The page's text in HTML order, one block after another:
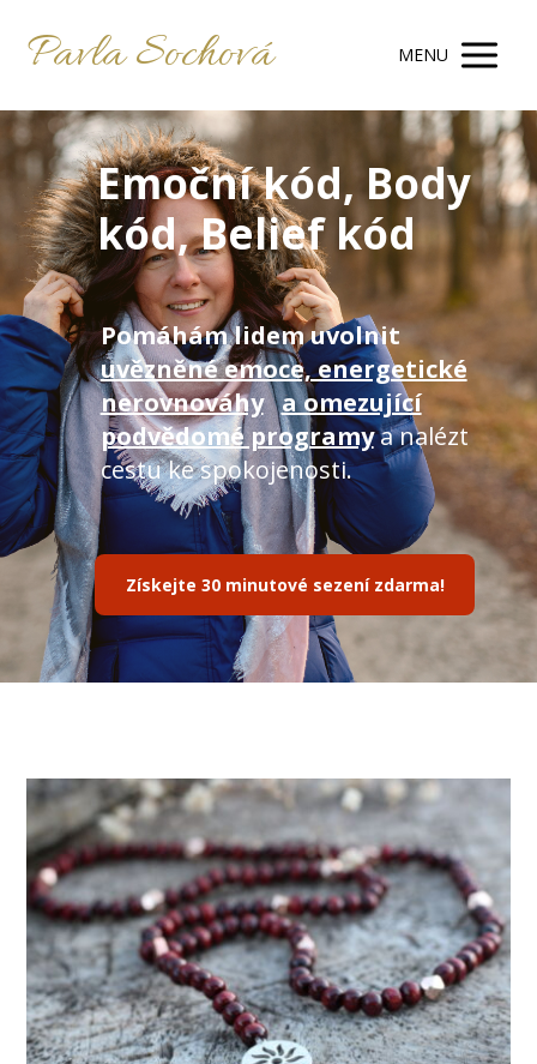
Pavla Sochová MENU
Emoční kód, Body
kód, Belief kód
Pomáhám lidem uvolnit
uvězněné emoce, energetické
nerovnováhy
a omezující
podvědomé programya nalézt
cestu ke spokojenosti.
Získejte 30 minutové sezení zdarma!